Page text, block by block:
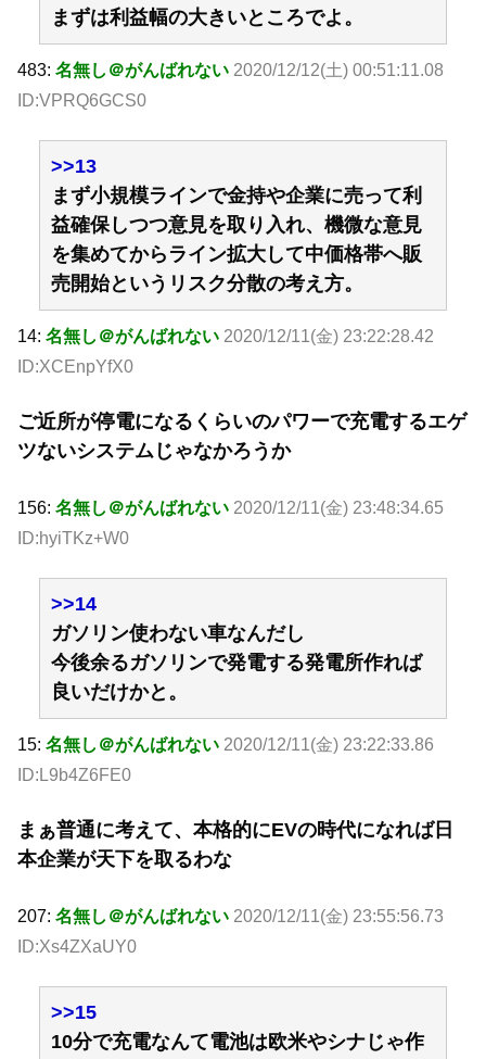
まずは利益幅の大きいところでよ。
483: 名無し＠がんばれない 2020/12/12(土) 00:51:11.08
ID:VPRQ6GCS0
>>13
まず小規模ラインで金持や企業に売って利
益確保しつつ意見を取り入れ、機微な意見
を集めてからライン拡大して中価格帯へ販
売開始というリスク分散の考え方。
14: 名無し＠がんばれない 2020/12/11(金) 23:22:28.42
ID:XCEnpYfX0
ご近所が停電になるくらいのパワーで充電するエゲ
ツないシステムじゃなかろうか
156: 名無し＠がんばれない 2020/12/11(金) 23:48:34.65
ID:hyiTKz+W0
>>14
ガソリン使わない車なんだし
今後余るガソリンで発電する発電所作れば
良いだけかと。
15: 名無し＠がんばれない 2020/12/11(金) 23:22:33.86
ID:L9b4Z6FE0
まぁ普通に考えて、本格的にEVの時代になれば日
本企業が天下を取るわな
207: 名無し＠がんばれない 2020/12/11(金) 23:55:56.73
ID:Xs4ZXaUY0
>>15
10分で充電なんて電池は欧米やシナじゃ作